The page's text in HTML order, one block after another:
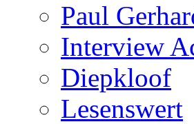
Paul
Interview
Diepkloof
Lesenswert